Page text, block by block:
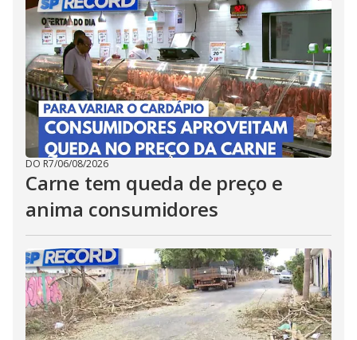
DO R7/06/08/2026
Carne tem queda de preço e
anima consumidores